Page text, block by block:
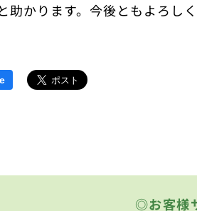
助かります。今後ともよろし
◎お客様